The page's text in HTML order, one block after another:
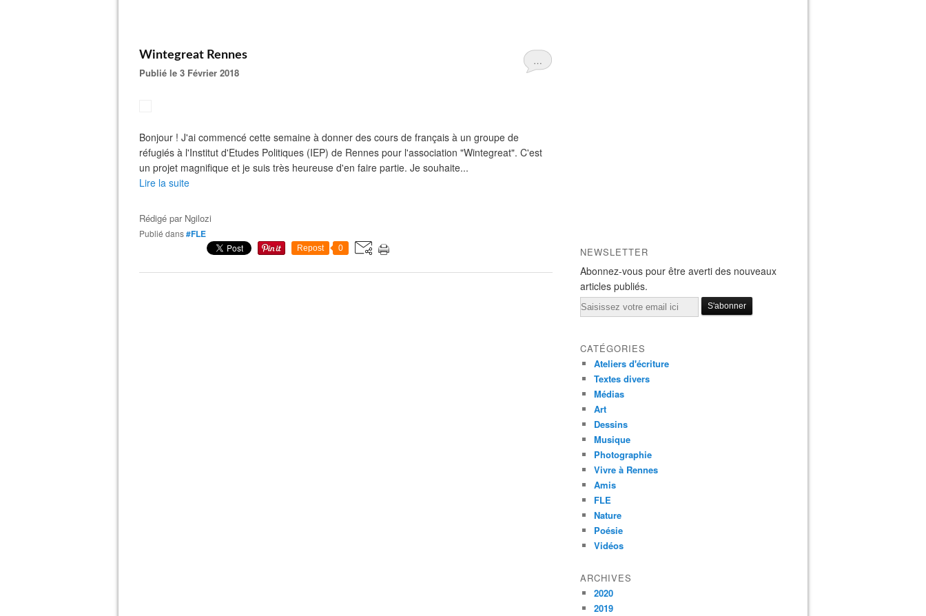
…
Wintegreat Rennes
Publié le 3 Février 2018
Bonjour ! J'ai commencé cette semaine à donner des cours de français à un groupe de
réfugiés à l'Institut d'Etudes Politiques (IEP) de Rennes pour l'association "Wintegreat". C'est
un projet magnifique et je suis très heureuse d'en faire partie. Je souhaite...
Lire la suite
Rédigé par Ngilozi
Publié dans#FLE
Repost 0 NEWSLETTER
Abonnez-vous pour être averti des nouveaux
articles publiés.
Email
CATÉGORIES
Ateliers d'écriture
Textes divers
Médias
Art
Dessins
Musique
Photographie
Vivre à Rennes
Amis
FLE
Nature
Poésie
Vidéos
ARCHIVES
2020
2019